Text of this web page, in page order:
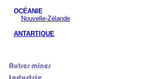
OCÉANIE
Nouvelle-Zélande
ANTARTIQUE